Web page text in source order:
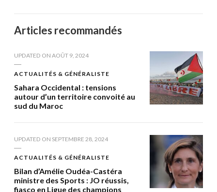
Articles recommandés
UPDATED ON AOÛT 9, 2024
ACTUALITÉS & GÉNÉRALISTE
Sahara Occidental : tensions
autour d’un territoire convoité au
sud du Maroc
UPDATED ON SEPTEMBRE 28, 2024
ACTUALITÉS & GÉNÉRALISTE
Bilan d’Amélie Oudéa-Castéra
ministre des Sports : JO réussis,
fiasco en Ligue des champions